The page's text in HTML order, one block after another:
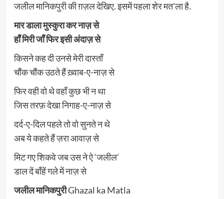
जलील मानिकपुरी की ग़ज़ल देखिए. इसमें पहला शेर मत’ला है.
मार डाला मुस्कुरा कर नाज़ से
हाँ मिरी जाँ फिर इसी अंदाज़ से
किसने कह दी उनसे मेरी दास्ताँ
चौंक चौंक उठते हैं ख़्वाब-ए-नाज़ से
फिर वही वो थे वहाँ कुछ भी न था
जिस तरफ़ देखा निगाह-ए-नाज़ से
दर्द-ए-दिल पहले तो वो सुनते न थे
अब ये कहते हैं ज़रा आवाज़ से
मिट गए शिकवे जब उस ने ऐ ‘जलील’
डाल दें बाँहें गले में नाज़ से
जलील मानिकपुरीGhazal ka Matla